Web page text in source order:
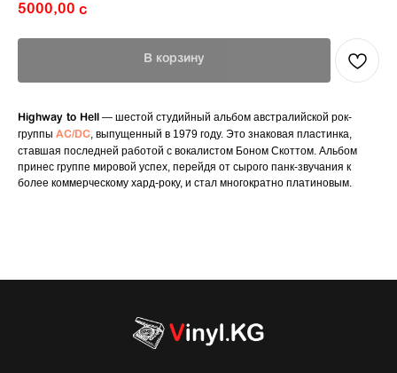
5000,00 с
В корзину
Highway to Hell — шестой студийный альбом австралийской рок-
группы AC/DC , выпущенный в 1979 году. Это знаковая пластинка,
ставшая последней работой с вокалистом Боном Скоттом. Альбом
принес группе мировой успех, перейдя от сырого панк-звучания к
более коммерческому хард-року, и стал многократно платиновым.